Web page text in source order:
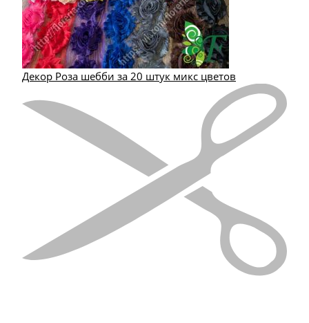
Декор Роза шебби за 20 штук микс цветов